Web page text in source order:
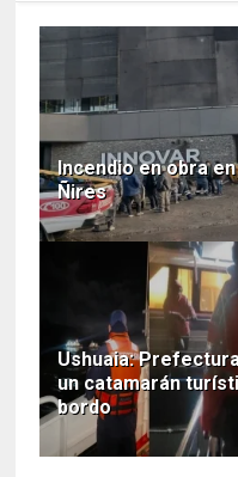
Incendio en obra
Ñires
Ushuaia:
un catamarán
bordo